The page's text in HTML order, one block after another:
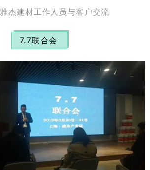
雅杰建材工作人员与客户交流
7.7联合会